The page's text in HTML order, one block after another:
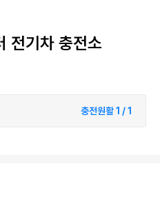
전기차 충전소
충전원활 1 / 1